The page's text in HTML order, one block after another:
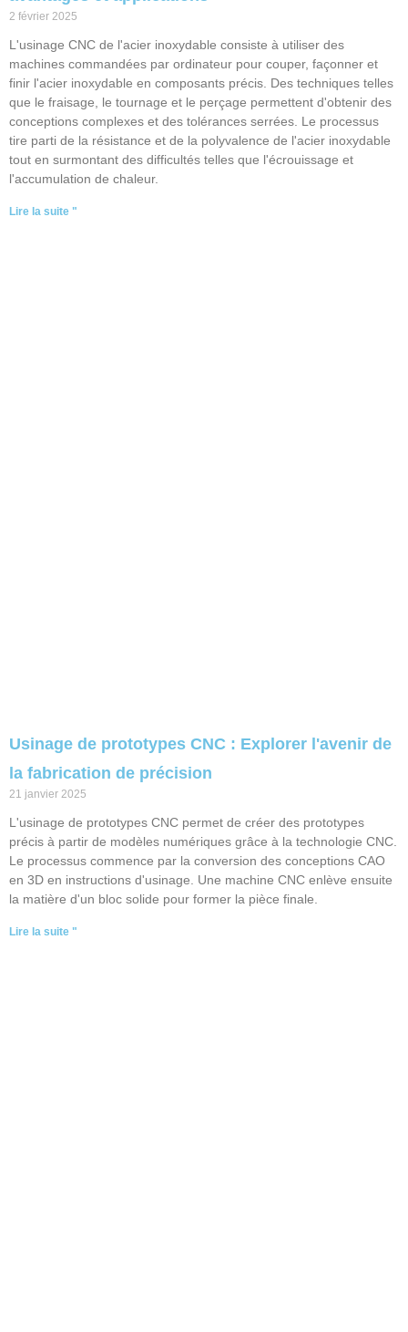
2 février 2025
L'usinage CNC de l'acier inoxydable consiste à utiliser des
machines commandées par ordinateur pour couper, façonner et
finir l'acier inoxydable en composants précis. Des techniques telles
que le fraisage, le tournage et le perçage permettent d'obtenir des
conceptions complexes et des tolérances serrées. Le processus
tire parti de la résistance et de la polyvalence de l'acier inoxydable
tout en surmontant des difficultés telles que l'écrouissage et
l'accumulation de chaleur.
Lire la suite "
Usinage de prototypes CNC : Explorer l'avenir de
la fabrication de précision
21 janvier 2025
L'usinage de prototypes CNC permet de créer des prototypes
précis à partir de modèles numériques grâce à la technologie CNC.
Le processus commence par la conversion des conceptions CAO
en 3D en instructions d'usinage. Une machine CNC enlève ensuite
la matière d'un bloc solide pour former la pièce finale.
Lire la suite "